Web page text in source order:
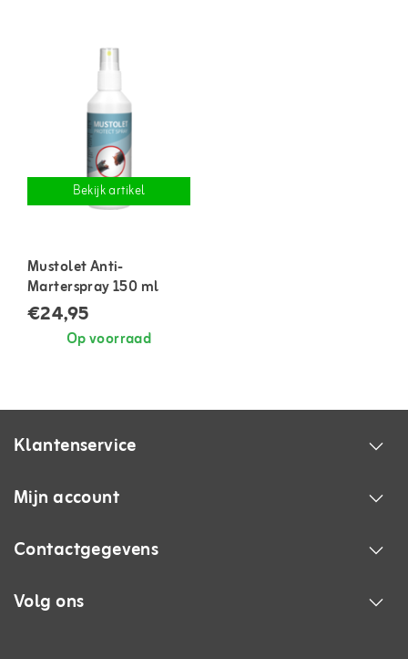
Bekijk artikel
Mustolet Anti-
Marterspray 150 ml
€24,95
Op voorraad
Klantenservice
Mijn account
Contactgegevens
Volg ons